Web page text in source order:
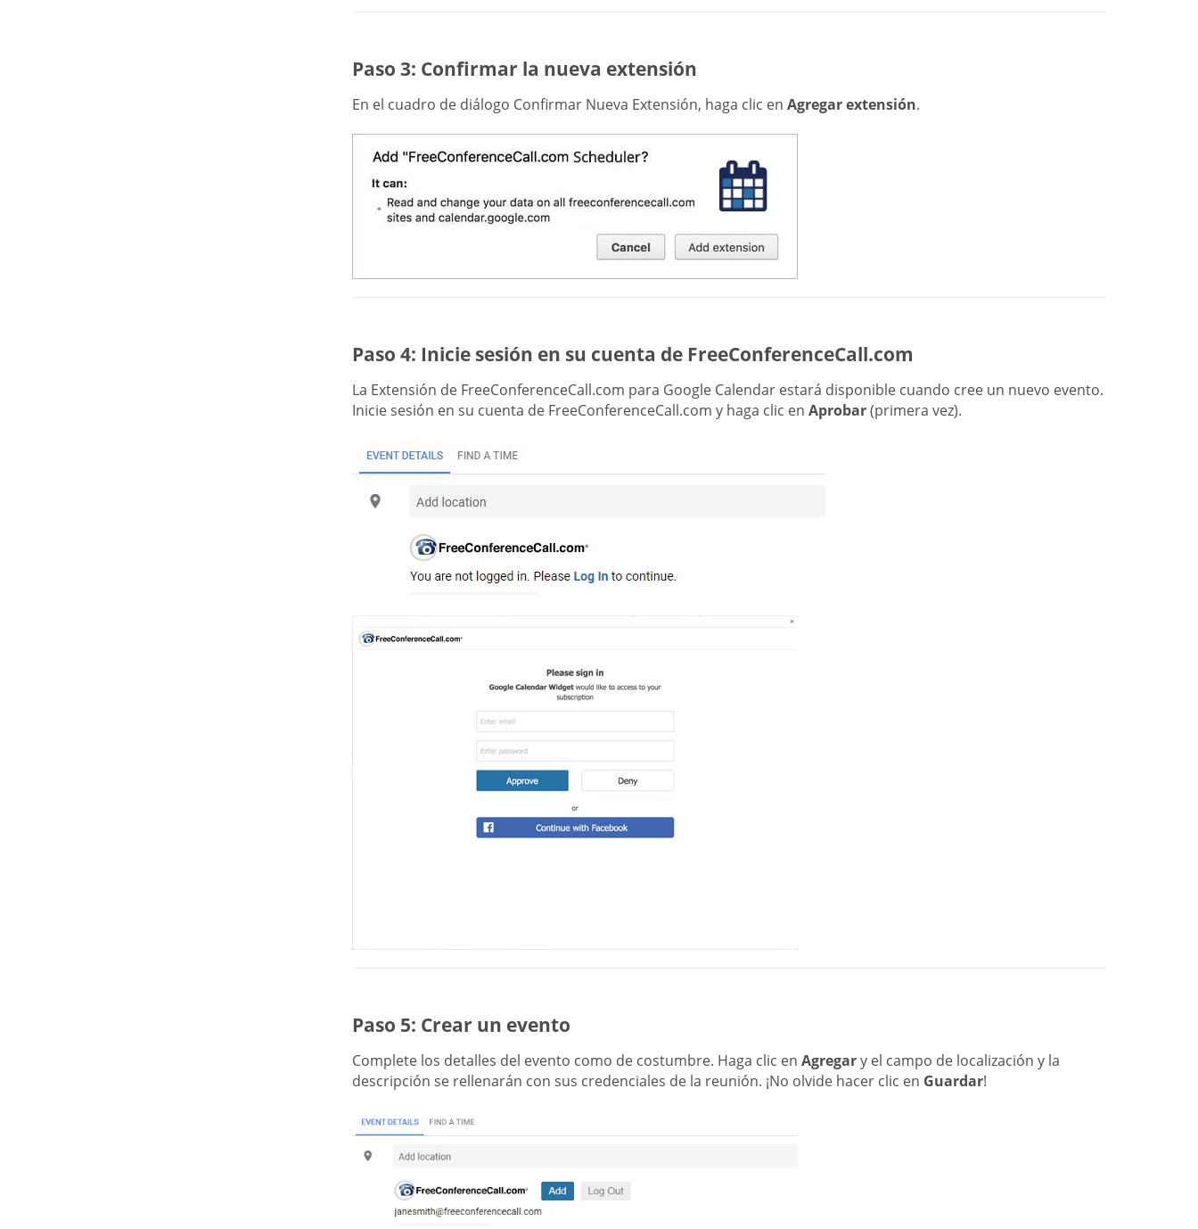
Paso 3: Confirmar la nueva extensión
En el cuadro de diálogo Confirmar Nueva Extensión, haga clic en Agregar extensión.
Paso 4: Inicie sesión en su cuenta de FreeConferenceCall.com
La Extensión de FreeConferenceCall.com para Google Calendar estará disponible cuando cree un nuevo evento.
Inicie sesión en su cuenta de FreeConferenceCall.com y haga clic en Aprobar(primera vez).
Paso 5: Crear un evento
Complete los detalles del evento como de costumbre. Haga clic en Agregary el campo de localización y la
descripción se rellenarán con sus credenciales de la reunión. ¡No olvide hacer clic en Guardar!